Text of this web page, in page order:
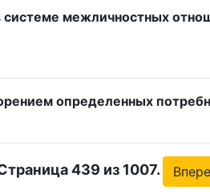
межличностных
определенных
439 из 1007.